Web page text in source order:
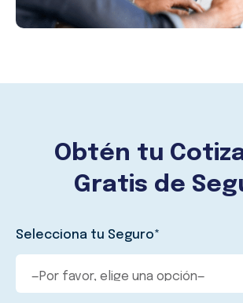
Obtén tu
Gratis de
Selecciona tu Seguro*